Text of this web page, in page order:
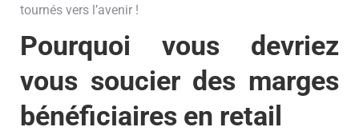
tournés vers l’avenir !
Pourquoi vous devriez
vous soucier des marges
bénéficiaires en retail